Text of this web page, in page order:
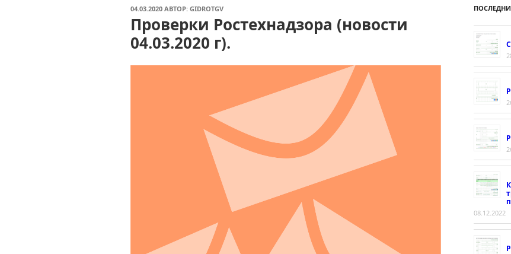
ОПУБЛИКОВАНО
04.03.2020 АВТОР: GIDROTGV
Проверки Ростехнадзора (новости
04.03.2020 г).
08.12.2022